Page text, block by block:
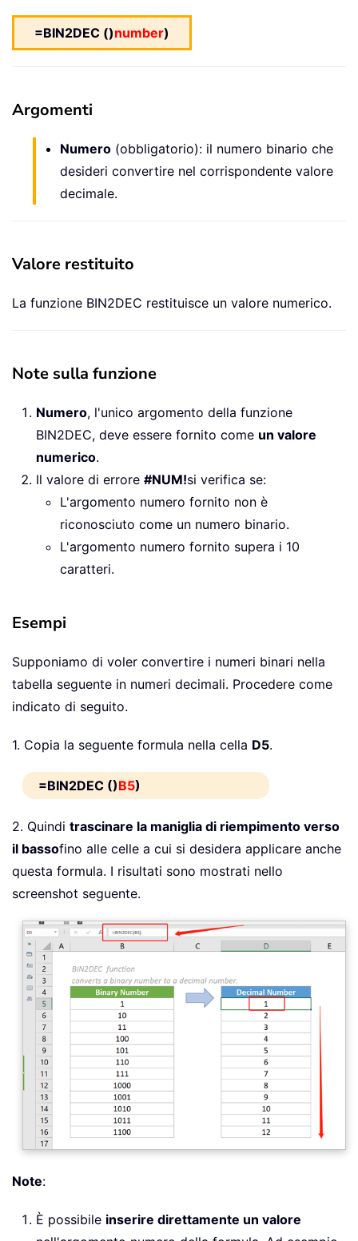
=BIN2DEC ()number)
Argomenti
Numero (obbligatorio): il numero binario che
desideri convertire nel corrispondente valore
decimale.
Valore restituito
La funzione BIN2DEC restituisce un valore numerico.
Note sulla funzione
Numero, l'unico argomento della funzione
BIN2DEC, deve essere fornito come un valore
numerico.
Il valore di errore #NUM!si verifica se:
L'argomento numero fornito non è
riconosciuto come un numero binario.
L'argomento numero fornito supera i 10
caratteri.
Esempi
Supponiamo di voler convertire i numeri binari nella
tabella seguente in numeri decimali. Procedere come
indicato di seguito.
1. Copia la seguente formula nella cella D5.
=BIN2DEC ()B5)
2. Quindi trascinare la maniglia di riempimento verso
il bassofino alle celle a cui si desidera applicare anche
questa formula. I risultati sono mostrati nello
screenshot seguente.
Note:
È possibile inserire direttamente un valore